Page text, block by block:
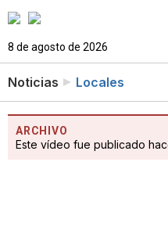
8 de agosto de 2026
Noticias Locales
ARCHIVO
Este vídeo fue publicado